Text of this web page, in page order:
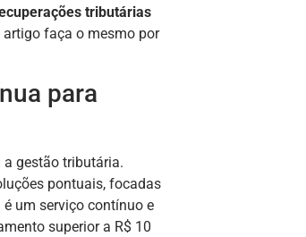
tributárias
artigo faça o mesmo por
para
a gestão tributária.
pontuais, focadas
é um serviço contínuo e
superior a R$ 10